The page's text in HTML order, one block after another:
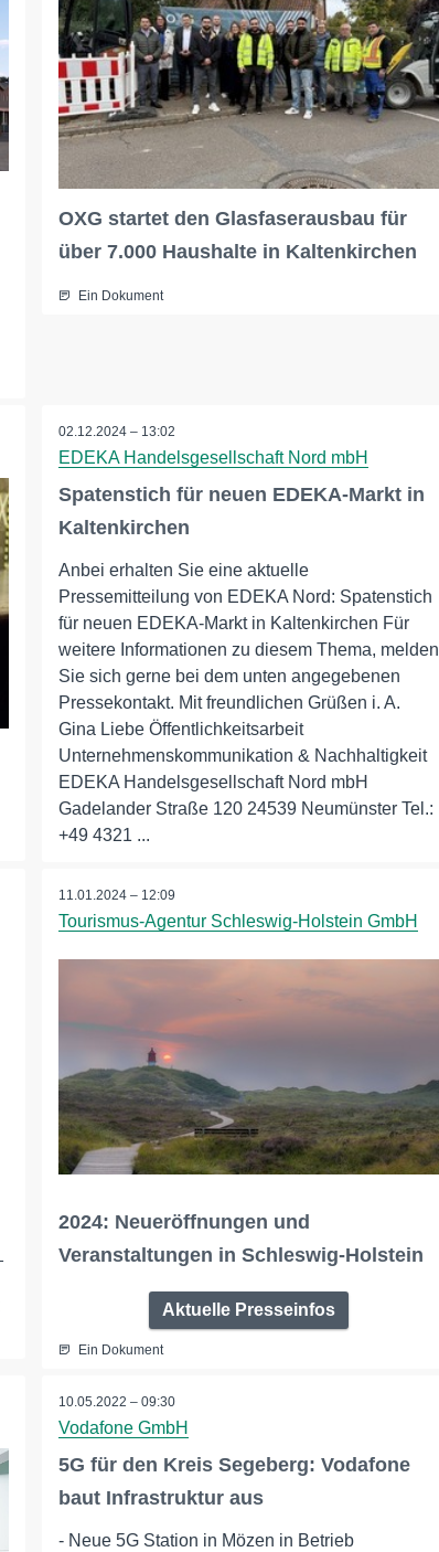
OXG startet den Glasfaserausbau für
über 7.000 Haushalte in Kaltenkirchen
Ein Dokument
02.12.2024 – 13:02
EDEKA Handelsgesellschaft Nord mbH
Spatenstich für neuen EDEKA-Markt in
Kaltenkirchen
Anbei erhalten Sie eine aktuelle
Pressemitteilung von EDEKA Nord: Spatenstich
für neuen EDEKA-Markt in Kaltenkirchen Für
weitere Informationen zu diesem Thema, melden
Sie sich gerne bei dem unten angegebenen
Pressekontakt. Mit freundlichen Grüßen i. A.
Gina Liebe Öffentlichkeitsarbeit
Unternehmenskommunikation & Nachhaltigkeit
EDEKA Handelsgesellschaft Nord mbH
Gadelander Straße 120 24539 Neumünster Tel.:
+49 4321 ...
11.01.2024 – 12:09
Tourismus-Agentur Schleswig-Holstein GmbH
2024: Neueröffnungen und
Veranstaltungen in Schleswig-Holstein
Aktuelle Presseinfos
Ein Dokument
10.05.2022 – 09:30
Vodafone GmbH
5G für den Kreis Segeberg: Vodafone
baut Infrastruktur aus
- Neue 5G Station in Mözen in Betrieb